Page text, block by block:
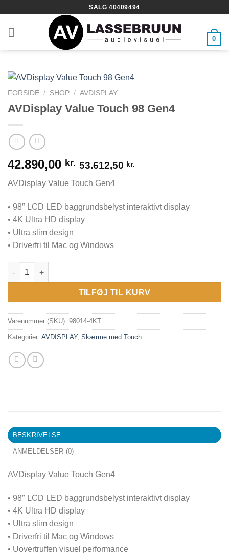
indhold
SALG 40409494
0
FORSIDE / SHOP / AVDISPLAY
AVDisplay Value Touch 98 Gen4
42.890,00 kr. 53.612,50 kr.
AVDisplay Value Touch Gen4
• 98″ LCD LED baggrundsbelyst interaktivt display
• 4K Ultra HD display
• Ultra slim design
• Driverfri til Mac og Windows
AVDisplay Value Touch 98 Gen4 antal
TILFØJ TIL KURV
Varenummer (SKU): 98014-4KT
Kategorier: AVDISPLAY, Skærme med Touch
BESKRIVELSE
ANMELDELSER (0)
AVDisplay Value Touch Gen4
• 98″ LCD LED baggrundsbelyst interaktivt display
• 4K Ultra HD display
• Ultra slim design
• Driverfri til Mac og Windows
• Uovertruffen visuel performance